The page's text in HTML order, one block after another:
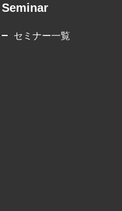
Seminar
セミナー一覧